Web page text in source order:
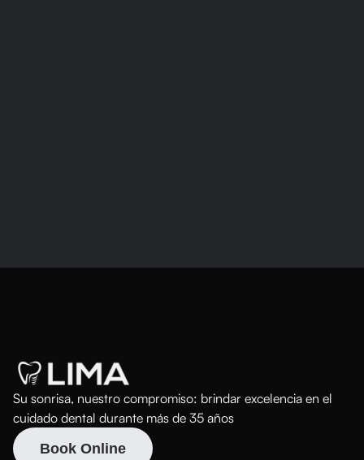
Su sonrisa, nuestro compromiso: brindar excelencia en el
cuidado dental durante más de 35 años
Book Online